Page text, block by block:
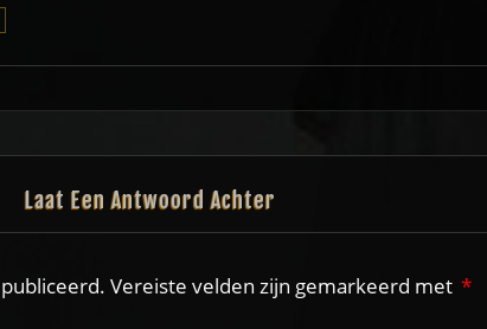
Laat Een Antwoord Achter
Vereiste velden zijn gemarkeerd met *